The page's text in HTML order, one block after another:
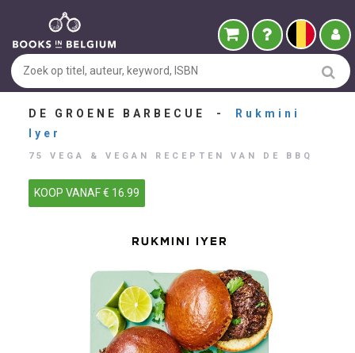
DE GROENE BARBECUE -
Rukmini
Iyer
75 VEGA & VEGAN RECEPTEN VAN DE BBQ
KOOP VANAF € 16.99